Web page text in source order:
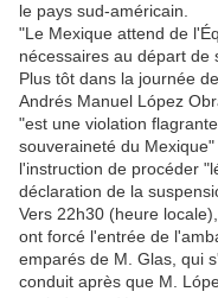
le pays sud-américain.
"Le Mexique attend de
nécessaires au départ de
Plus tôt dans la journée
Andrés Manuel López
"est une violation
souveraineté du
l'instruction de procéder
déclaration de la
Vers 22h30 (heure
ont forcé l'entrée de
emparés de M. Glas, qui
conduit après que M.